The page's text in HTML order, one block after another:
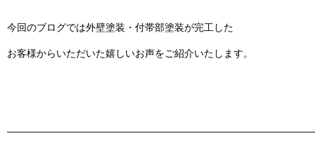
今回のブログでは外壁塗装・付帯部塗装が完工した
お客様からいただいた嬉しいお声をご紹介いたします。